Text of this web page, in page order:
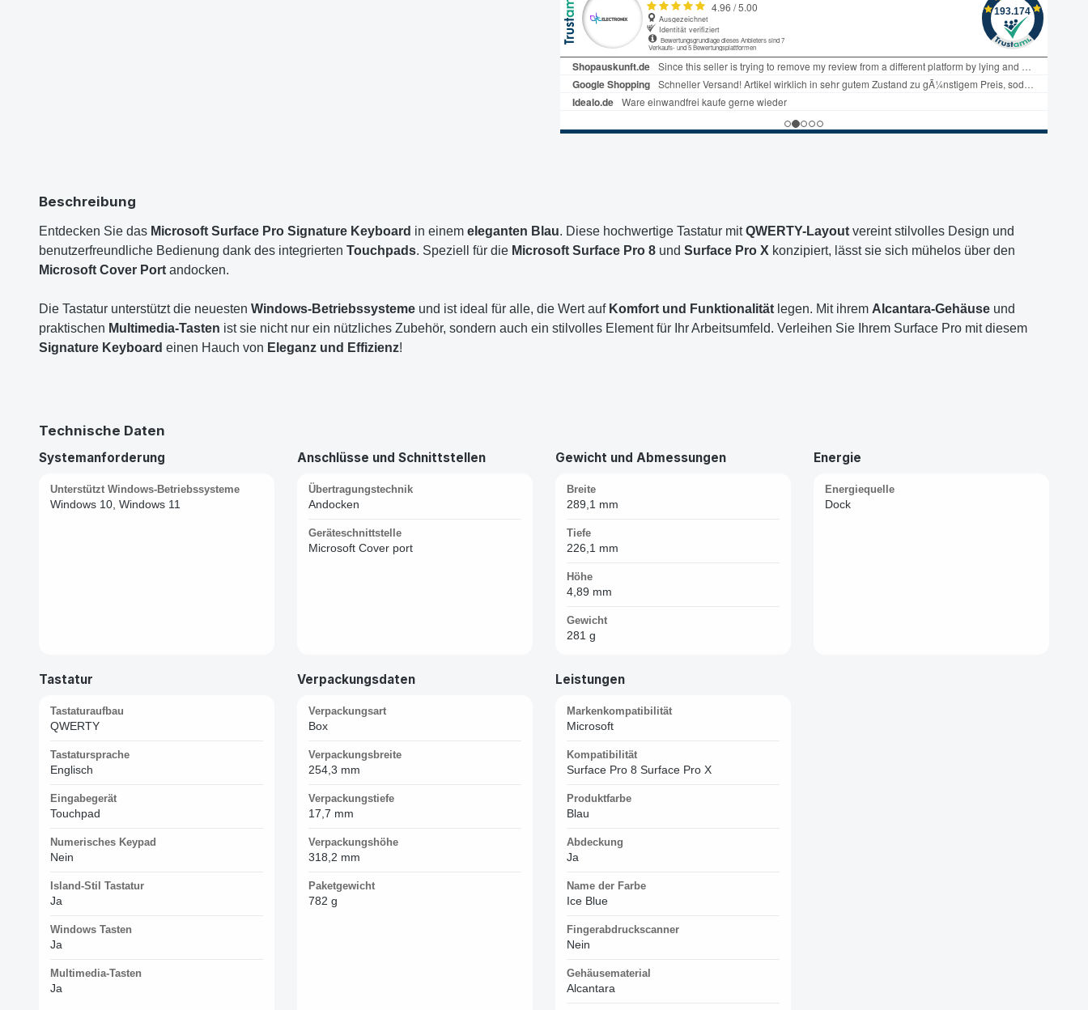
Beschreibung
Entdecken Sie das Microsoft Surface Pro Signature Keyboard in einem eleganten Blau. Diese hochwertige Tastatur mitQWERTY-Layout vereint stilvolles Design und
benutzerfreundliche Bedienung dank des integrierten Touchpads. Speziell für die Microsoft Surface Pro 8 und Surface Pro X konzipiert, lässt sie sich mühelos über den
Microsoft Cover Port andocken.
Die Tastatur unterstützt die neuesten Windows-Betriebssysteme und ist ideal für alle, die Wert auf Komfort und Funktionalität legen. Mit ihrem Alcantara-Gehäuse und
praktischen Multimedia-Tasten ist sie nicht nur ein nützliches Zubehör, sondern auch ein stilvolles Element für Ihr Arbeitsumfeld. Verleihen Sie Ihrem Surface Pro mit diesem
Signature Keyboard einen Hauch von Eleganz und Effizienz!
Technische Daten
Systemanforderung
Unterstützt Windows-Betriebssysteme
Windows 10, Windows 11
Anschlüsse und Schnittstellen
Übertragungstechnik
Andocken
Geräteschnittstelle
Microsoft Cover port
Gewicht und Abmessungen
Breite
289,1 mm
Tiefe
226,1 mm
Höhe
4,89 mm
Gewicht
281 g
Energie
Energiequelle
Dock
Tastatur
Tastaturaufbau
QWERTY
Tastatursprache
Englisch
Eingabegerät
Touchpad
Numerisches Keypad
Nein
Island-Stil Tastatur
Ja
Windows Tasten
Ja
Multimedia-Tasten
Ja
Verpackungsdaten
Verpackungsart
Box
Verpackungsbreite
254,3 mm
Verpackungstiefe
17,7 mm
Verpackungshöhe
318,2 mm
Paketgewicht
782 g
Leistungen
Markenkompatibilität
Microsoft
Kompatibilität
Surface Pro 8 Surface Pro X
Produktfarbe
Blau
Abdeckung
Ja
Name der Farbe
Ice Blue
Fingerabdruckscanner
Nein
Gehäusematerial
Alcantara